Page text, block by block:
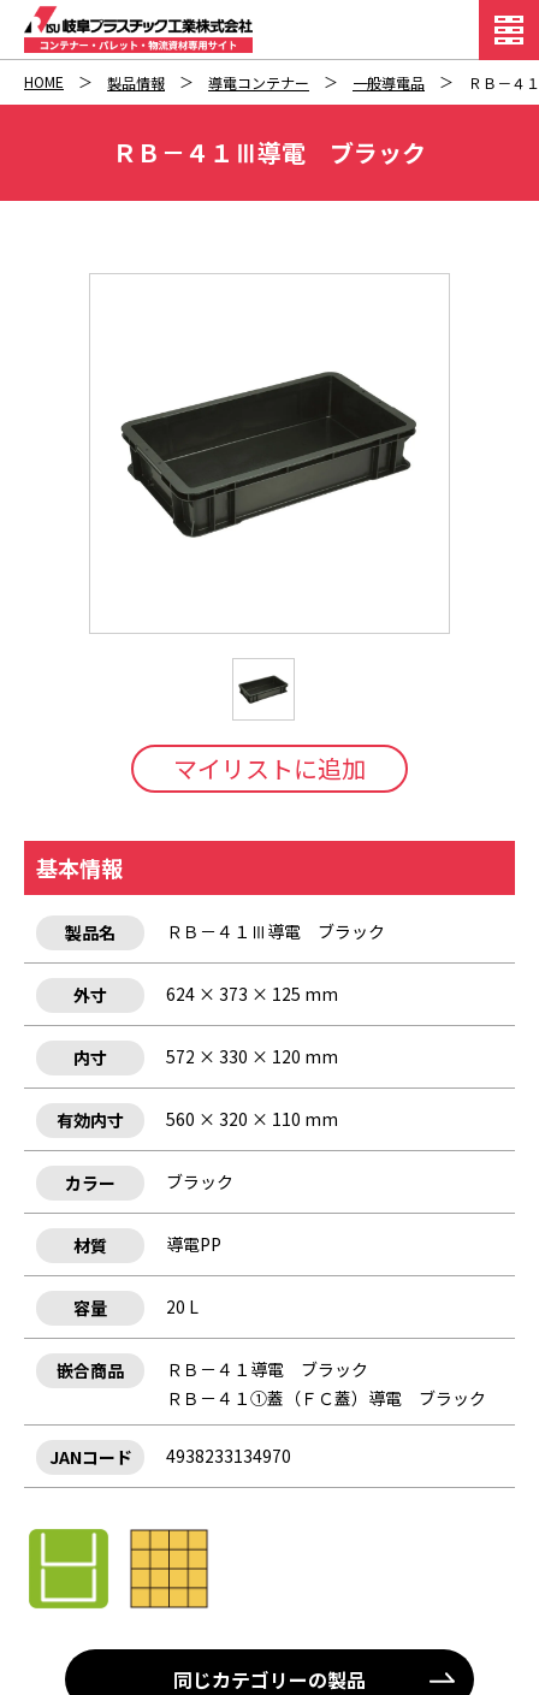
HOME 製品情報 導電コンテナー 一般導電品 ＲＢ－４
ＲＢ－４１Ⅲ導電 ブラック
マイリストに追加
基本情報
製品名 ＲＢ－４１Ⅲ導電 ブラック
外寸 624 × 373 × 125 mm
内寸 572 × 330 × 120 mm
有効内寸 560 × 320 × 110 mm
カラー ブラック
材質 導電PP
容量 20 L
嵌合商品
ＲＢ－４１導電 ブラック
ＲＢ－４１①蓋（ＦＣ蓋）導電 ブラック
JANコード 4938233134970
同じカテゴリーの製品